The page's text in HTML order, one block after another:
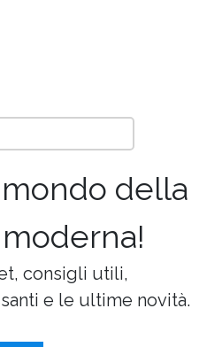
della
consigli utili,
e le ultime novità.